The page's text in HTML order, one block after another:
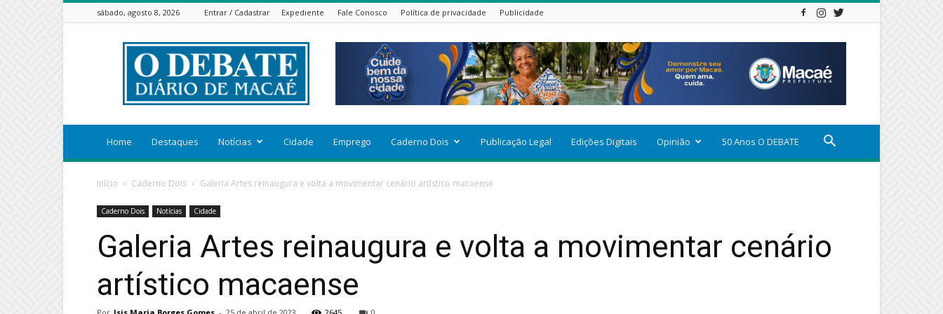
sábado, agosto 8, 2026 Entrar / Cadastrar Expediente Fale Conosco Política de privacidade Publicidade
ODEBATEON
Home Destaques Notícias Cidade Emprego Caderno Dois Publicação Legal Edições Digitais Opinião 50 Anos O DEBATE
Início Caderno Dois Galeria Artes reinaugura e volta a movimentar cenário artístico macaense
Caderno Dois Notícias Cidade
Galeria Artes reinaugura e volta a movimentar cenário
artístico macaense